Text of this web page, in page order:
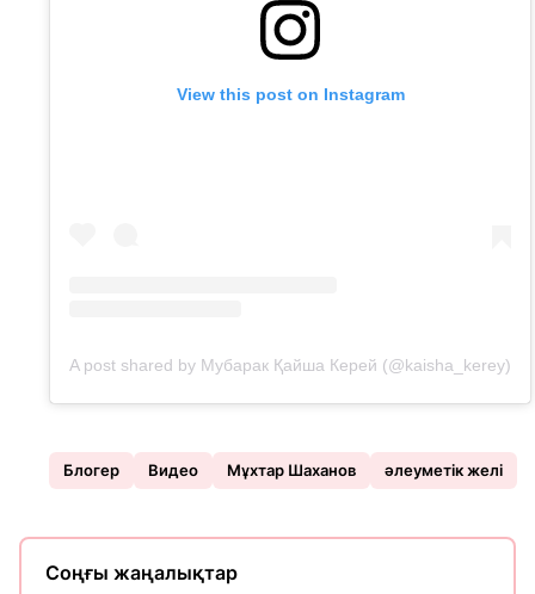
View this post on Instagram
A post shared by Мубарак Қайша Керей (@kaisha_kerey)
Блогер Видео Мұхтар Шаханов әлеуметік желі
Соңғы жаңалықтар